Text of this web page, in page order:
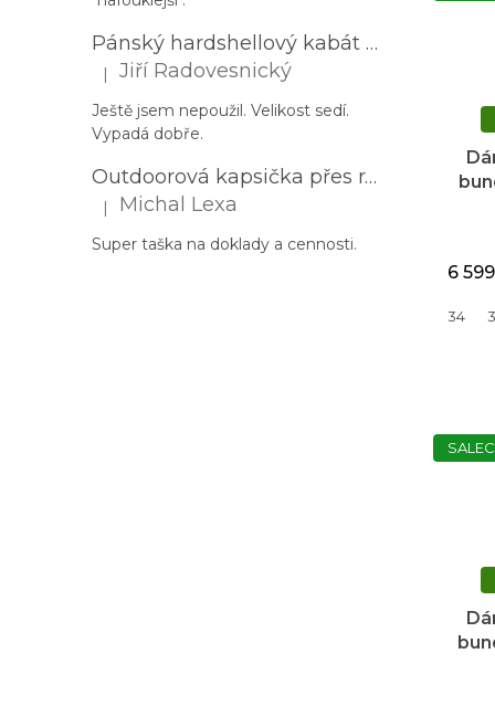
Pánský hardshellový kabát HUSKY Nestia M zelený
Hodnocení produktu je 5 z 5 hvězdiček.
| Jiří Radovesnický
Ještě jsem nepoužil. Velikost sedí.
Vypadá dobře.
Outdoorová kapsička přes rameno PROGRESS Corss Body černá
Hodnocení produktu je 5 z 5 hvězdiček.
| Michal Lexa
Super taška na doklady a cennosti.
6
34